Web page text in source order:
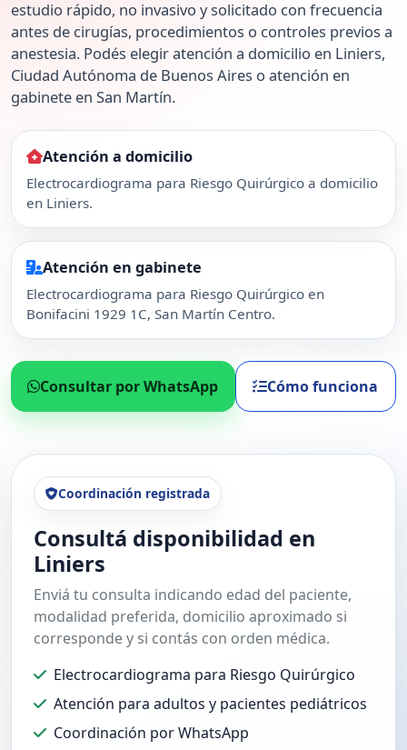
estudio rápido, no invasivo y solicitado con frecuencia
antes de cirugías, procedimientos o controles previos a
anestesia. Podés elegir atención a domicilio en Liniers,
Ciudad Autónoma de Buenos Aires o atención en
gabinete en San Martín.
Atención a domicilio
Electrocardiograma para Riesgo Quirúrgico a domicilio
en Liniers.
Atención en gabinete
Electrocardiograma para Riesgo Quirúrgico en
Bonifacini 1929 1C, San Martín Centro.
Consultar por WhatsApp Cómo funciona
Coordinación registrada
Consultá disponibilidad en
Liniers
Enviá tu consulta indicando edad del paciente,
modalidad preferida, domicilio aproximado si
corresponde y si contás con orden médica.
Electrocardiograma para Riesgo Quirúrgico
Atención para adultos y pacientes pediátricos
Coordinación por WhatsApp